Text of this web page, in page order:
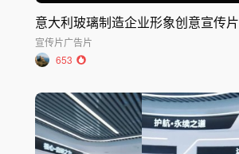
意大利玻璃制造企业形象创意宣传片
宣传片广告片
653